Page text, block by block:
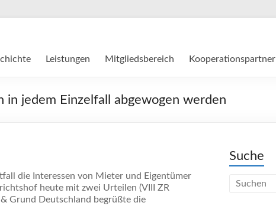
Leistungen Mitgliedsbereich Kooperationspartner
in jedem Einzelfall abgewogen werden
die Interessen von Mieter und Eigentümer
heute mit zwei Urteilen (VIII ZR
Grund Deutschland begrüßte die
Suche